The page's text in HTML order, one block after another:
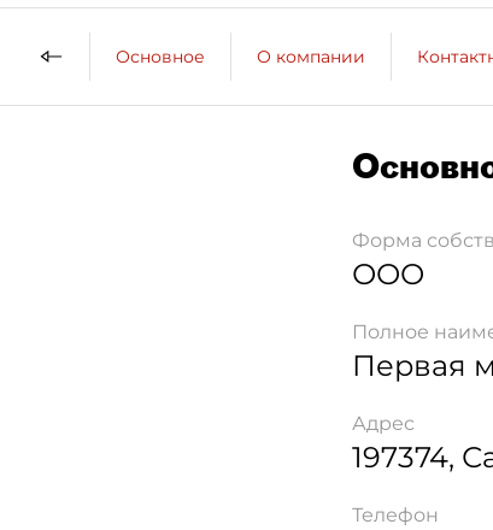
Основное О компании
Форма
ООО
Полное
Первая
Адрес
197374,
Телефон